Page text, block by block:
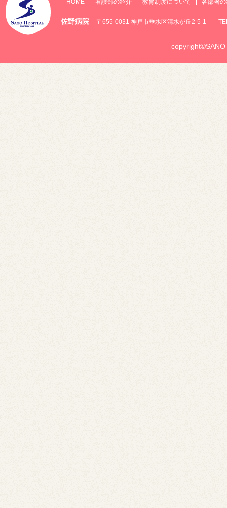
HOME 看護部の紹介 教育制度について 各部署
佐野病院 〒655-0031 神戸市垂水区清水が丘2-5-1